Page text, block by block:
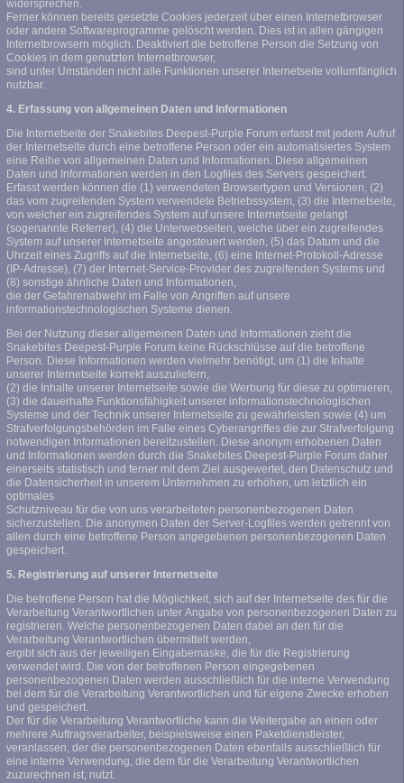
widersprechen.
Ferner können bereits gesetzte Cookies jederzeit über einen Internetbrowser
oder andere Softwareprogramme gelöscht werden. Dies ist in allen gängigen
Internetbrowsern möglich. Deaktiviert die betroffene Person die Setzung von
Cookies in dem genutzten Internetbrowser,
sind unter Umständen nicht alle Funktionen unserer Internetseite vollumfänglich
nutzbar.
4. Erfassung von allgemeinen Daten und Informationen
Die Internetseite der Snakebites Deepest-Purple Forum erfasst mit jedem Aufruf
der Internetseite durch eine betroffene Person oder ein automatisiertes System
eine Reihe von allgemeinen Daten und Informationen. Diese allgemeinen
Daten und Informationen werden in den Logfiles des Servers gespeichert.
Erfasst werden können die (1) verwendeten Browsertypen und Versionen, (2)
das vom zugreifenden System verwendete Betriebssystem, (3) die Internetseite,
von welcher ein zugreifendes System auf unsere Internetseite gelangt
(sogenannte Referrer), (4) die Unterwebseiten, welche über ein zugreifendes
System auf unserer Internetseite angesteuert werden, (5) das Datum und die
Uhrzeit eines Zugriffs auf die Internetseite, (6) eine Internet-Protokoll-Adresse
(IP-Adresse), (7) der Internet-Service-Provider des zugreifenden Systems und
(8) sonstige ähnliche Daten und Informationen,
die der Gefahrenabwehr im Falle von Angriffen auf unsere
informationstechnologischen Systeme dienen.
Bei der Nutzung dieser allgemeinen Daten und Informationen zieht die
Snakebites Deepest-Purple Forum keine Rückschlüsse auf die betroffene
Person. Diese Informationen werden vielmehr benötigt, um (1) die Inhalte
unserer Internetseite korrekt auszuliefern,
(2) die Inhalte unserer Internetseite sowie die Werbung für diese zu optimieren,
(3) die dauerhafte Funktionsfähigkeit unserer informationstechnologischen
Systeme und der Technik unserer Internetseite zu gewährleisten sowie (4) um
Strafverfolgungsbehörden im Falle eines Cyberangriffes die zur Strafverfolgung
notwendigen Informationen bereitzustellen. Diese anonym erhobenen Daten
und Informationen werden durch die Snakebites Deepest-Purple Forum daher
einerseits statistisch und ferner mit dem Ziel ausgewertet, den Datenschutz und
die Datensicherheit in unserem Unternehmen zu erhöhen, um letztlich ein
optimales
Schutzniveau für die von uns verarbeiteten personenbezogenen Daten
sicherzustellen. Die anonymen Daten der Server-Logfiles werden getrennt von
allen durch eine betroffene Person angegebenen personenbezogenen Daten
gespeichert.
5. Registrierung auf unserer Internetseite
Die betroffene Person hat die Möglichkeit, sich auf der Internetseite des für die
Verarbeitung Verantwortlichen unter Angabe von personenbezogenen Daten zu
registrieren. Welche personenbezogenen Daten dabei an den für die
Verarbeitung Verantwortlichen übermittelt werden,
ergibt sich aus der jeweiligen Eingabemaske, die für die Registrierung
verwendet wird. Die von der betroffenen Person eingegebenen
personenbezogenen Daten werden ausschließlich für die interne Verwendung
bei dem für die Verarbeitung Verantwortlichen und für eigene Zwecke erhoben
und gespeichert.
Der für die Verarbeitung Verantwortliche kann die Weitergabe an einen oder
mehrere Auftragsverarbeiter, beispielsweise einen Paketdienstleister,
veranlassen, der die personenbezogenen Daten ebenfalls ausschließlich für
eine interne Verwendung, die dem für die Verarbeitung Verantwortlichen
zuzurechnen ist, nutzt.